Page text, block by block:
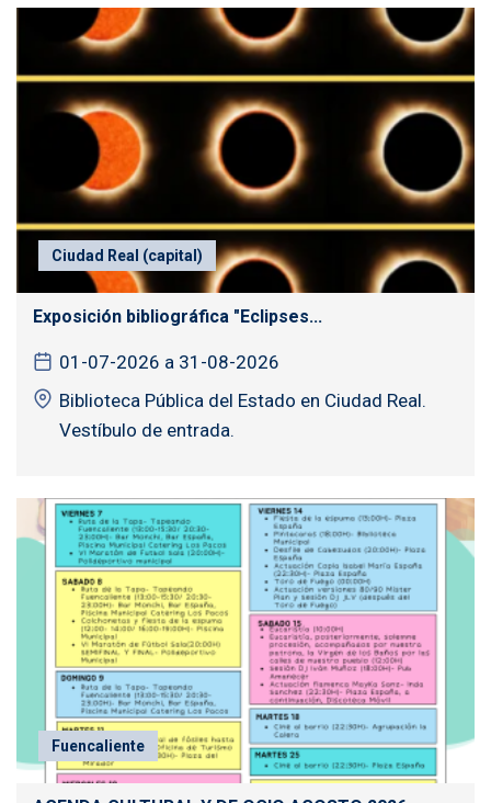
Ciudad Real (capital)
Exposición bibliográfica "Eclipses...
01-07-2026 a 31-08-2026
Biblioteca Pública del Estado en Ciudad Real.
Vestíbulo de entrada.
Fuencaliente